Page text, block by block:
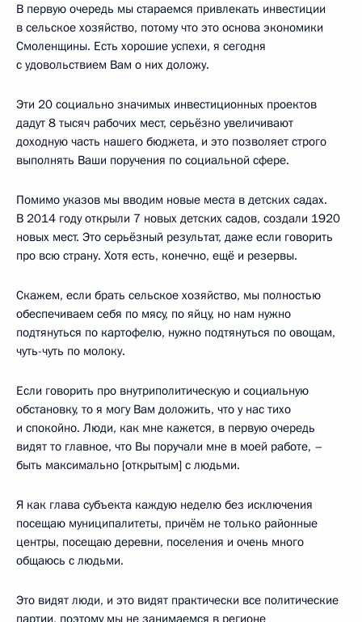
В первую очередь мы стараемся привлекать инвестиции
в сельское хозяйство, потому что это основа экономики
Смоленщины. Есть хорошие успехи, я сегодня
с удовольствием Вам о них доложу.
Эти 20 социально значимых инвестиционных проектов
дадут 8 тысяч рабочих мест, серьёзно увеличивают
доходную часть нашего бюджета, и это позволяет строго
выполнять Ваши поручения по социальной сфере.
Помимо указов мы вводим новые места в детских садах.
В 2014 году открыли 7 новых детских садов, создали 1920
новых мест. Это серьёзный результат, даже если говорить
про всю страну. Хотя есть, конечно, ещё и резервы.
Скажем, если брать сельское хозяйство, мы полностью
обеспечиваем себя по мясу, по яйцу, но нам нужно
подтянуться по картофелю, нужно подтянуться по овощам,
чуть-чуть по молоку.
Если говорить про внутриполитическую и социальную
обстановку, то я могу Вам доложить, что у нас тихо
и спокойно. Люди, как мне кажется, в первую очередь
видят то главное, что Вы поручали мне в моей работе, –
быть максимально [открытым] с людьми.
Я как глава субъекта каждую неделю без исключения
посещаю муниципалитеты, причём не только районные
центры, посещаю деревни, поселения и очень много
общаюсь с людьми.
Это видят люди, и это видят практически все политические